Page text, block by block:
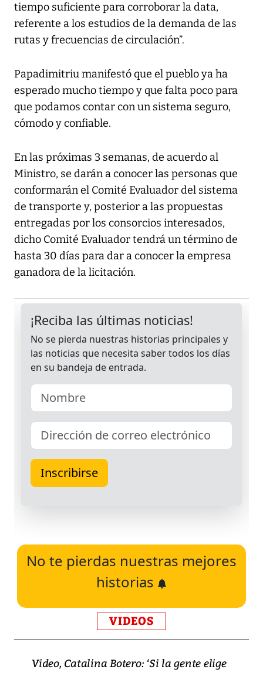
tiempo suficiente para corroborar la data,
referente a los estudios de la demanda de las
rutas y frecuencias de circulación”.
Papadimitriu manifestó que el pueblo ya ha
esperado mucho tiempo y que falta poco para
que podamos contar con un sistema seguro,
cómodo y confiable.
En las próximas 3 semanas, de acuerdo al
Ministro, se darán a conocer las personas que
conformarán el Comité Evaluador del sistema
de transporte y, posterior a las propuestas
entregadas por los consorcios interesados,
dicho Comité Evaluador tendrá un término de
hasta 30 días para dar a conocer la empresa
ganadora de la licitación.
No te pierdas nuestras mejores
historias
VIDEOS
Video, Catalina Botero: ‘Si la gente elige